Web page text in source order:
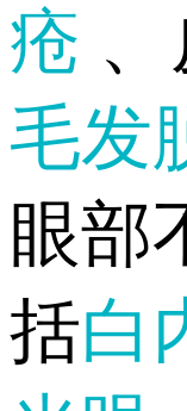
疮 、
毛发
眼部
括白